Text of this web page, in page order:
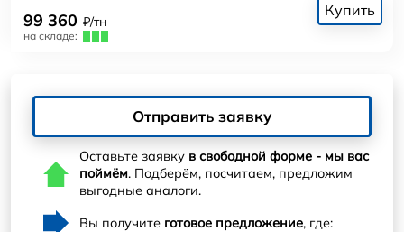
99 360 ₽/тн
на складе:
Купить
Отправить заявку
Оставьте заявку в свободной форме - мы вас
поймём. Подберём, посчитаем, предложим
выгодные аналоги.
Вы получите готовое предложение, где: